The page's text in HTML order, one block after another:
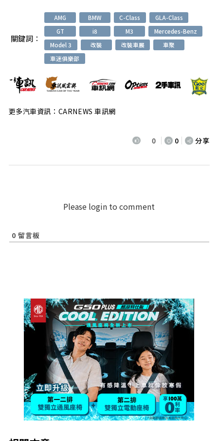
關鍵詞：
AMG BMW C-Class
GLA-Class
GT
i8 M3
Mercedes-Benz
Model 3
改裝 改裝車展
車聚
車迷俱樂部
更多汽車資訊：CARNEWS 車訊網
0 0 分享
Please login to comment
0 留言板